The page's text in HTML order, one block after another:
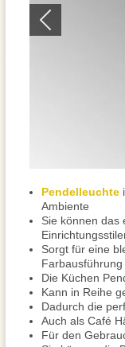
Pendelleuchte
Ambiente
Sie können das
Sorgt für eine
Farbausführung
Die Küchen
Kann in Reihe
Dadurch die
Auch als Café
Für den